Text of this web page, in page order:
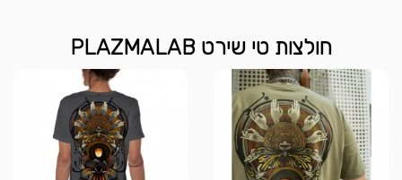
חולצות טי שירט PLAZMALAB